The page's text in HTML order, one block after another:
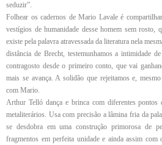
seduzir”.
Folhear os cadernos de Mario Lavale é
vestígios de humanidade desse homem sem rosto,
existe pela palavra atravessada da literatura nela
distância de Brecht, testemunhamos a intimidade
contragosto desde o primeiro conto, que vai
mais se avança. A solidão que rejeitamos e,
com Mario.
Arthur Telló dança e brinca com diferentes pontos
metaliterários. Usa com precisão a lâmina fria da
se desdobra em uma construção primorosa de
fragmentos em perfeita unidade e ainda assim com